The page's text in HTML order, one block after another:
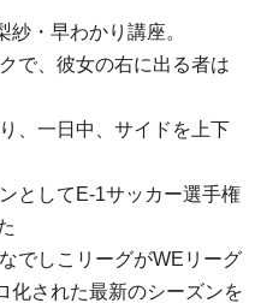
・早わかり講座。
で、彼女の右に出る者は
、一日中、サイドを上下
としてE-1サッカー選手権
でしこリーグがWEリーグ
化された最新のシーズンを